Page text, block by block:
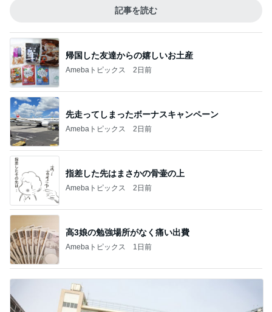
記事を読む
帰国した友達からの嬉しいお土産
Amebaトピックス 2日前
先走ってしまったボーナスキャンペーン
Amebaトピックス 2日前
指差した先はまさかの骨壷の上
Amebaトピックス 2日前
高3娘の勉強場所がなく痛い出費
Amebaトピックス 1日前